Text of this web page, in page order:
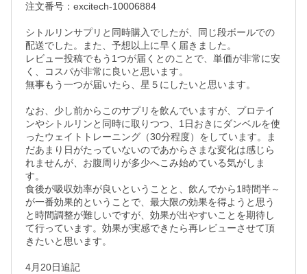
注文番号：excitech-10006884
シトルリンサプリと同時購入でしたが、同じ段ボールでの
配送でした。また、予想以上に早く届きました。
レビュー投稿でもう1つが届くとのことで、単価が非常に安
く、コスパが非常に良いと思います。
無事もう一つが届いたら、星５にしたいと思います。
なお、少し前からこのサプリを飲んでいますが、プロテイ
ンやシトルリンと同時に取りつつ、1日おきにダンベルを使
ったウェイトトレーニング（30分程度）をしています。ま
だあまり日がたっていないのであからさまな変化は感じら
れませんが、お腹周りが多少へこみ始めている気がしま
す。
食後が吸収効率が良いということと、飲んでから1時間半～
が一番効果的ということで、最大限の効果を得ようと思う
と時間調整が難しいですが、効果が出やすいことを期待し
て行っています。効果が実感できたら再レビューさせて頂
きたいと思います。
4月20日追記